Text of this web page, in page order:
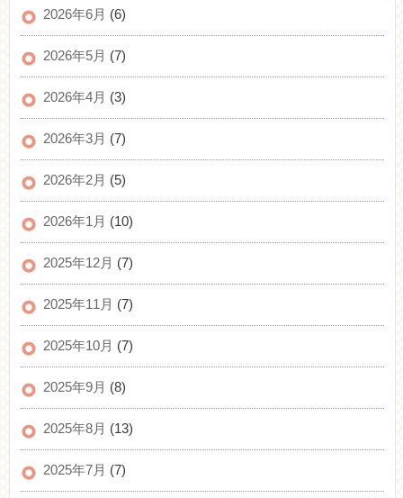
2026年6月 (6)
2026年5月 (7)
2026年4月 (3)
2026年3月 (7)
2026年2月 (5)
2026年1月 (10)
2025年12月 (7)
2025年11月 (7)
2025年10月 (7)
2025年9月 (8)
2025年8月 (13)
2025年7月 (7)